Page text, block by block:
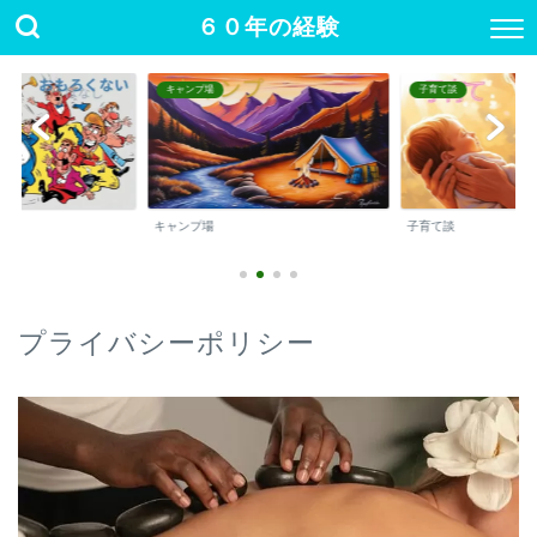
６０年の経験
キャンプ場
キャンプ場
子育て談
子育て談
プライバシーポリシー